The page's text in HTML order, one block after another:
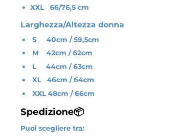
XXL 66/76,5 cm
Larghezza/Altezza donna
S 40cm / 59,5cm
M 42cm / 62cm
L 44cm / 63cm
XL 46cm / 64cm
XXL 48cm / 66cm
Spedizione📦
Puoi scegliere tra: